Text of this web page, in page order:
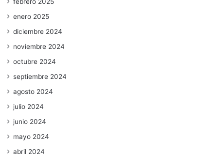
enero 2025
diciembre 2024
noviembre 2024
octubre 2024
septiembre 2024
agosto 2024
julio 2024
junio 2024
mayo 2024
abril 2024